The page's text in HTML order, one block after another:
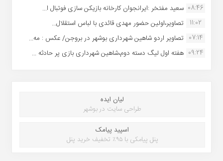
08:46 سعید مفتخر :ایرانجوان کارخانه بازیکن سازی فوتبال ا...
11:02
تصاویر،اولین حضور مهدی قائدی با لباس استقلال...
07:14 تصاویر اردو شاهین شهرداری بوشهر در بروجن/ عکس : مه...
09:24 هفته اول لیگ دسته دوم،شاهین شهرداری بازی پر حادثه ...
لیان ایده
طراحی سایت در بوشهر
اسپید پیامک
پنل پیامکی با ۹۵٪ تخفیف خرید پنل